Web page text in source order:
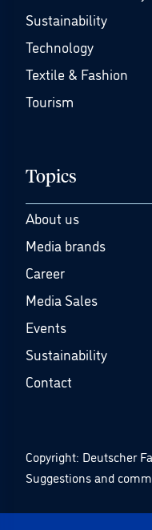
Sustainability
Technology
Textile & Fashion
Tourism
Topics
About us
Media brands
Career
Media Sales
Events
Sustainability
Contact
Copyright: Deutscher
Suggestions and